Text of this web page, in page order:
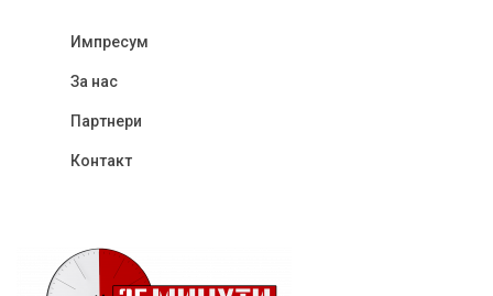
Импресум
За нас
Партнери
Контакт